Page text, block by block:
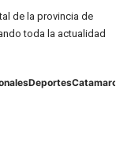
de la provincia de
toda la actualidad
DeportesCatamarca